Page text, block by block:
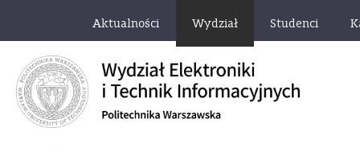
Aktualności Wydział Studenci